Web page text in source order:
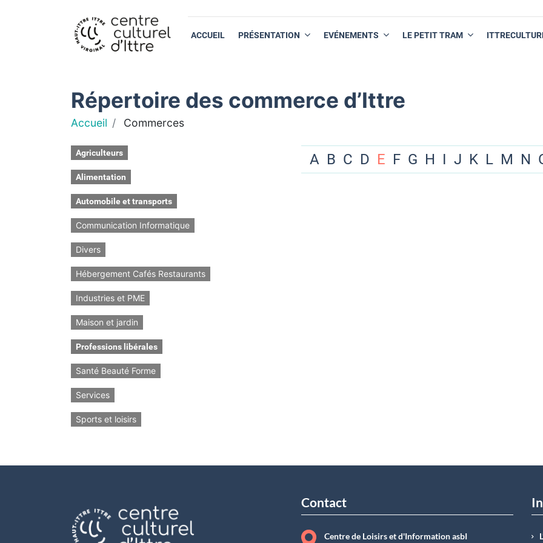
ACCUEIL PRÉSENTATION EVÉNEMENTS LE PETIT TRAM
Répertoire des commerce d’Ittre
Accueil Commerces
Agriculteurs
Alimentation
Automobile et transports
Communication Informatique
Divers
Hébergement Cafés Restaurants
Industries et PME
Maison et jardin
Professions libérales
Santé Beauté Forme
Services
Sports et loisirs
A B C D E F G H I J K L M N
Contact
Centre de Loisirs et d'Information asbI